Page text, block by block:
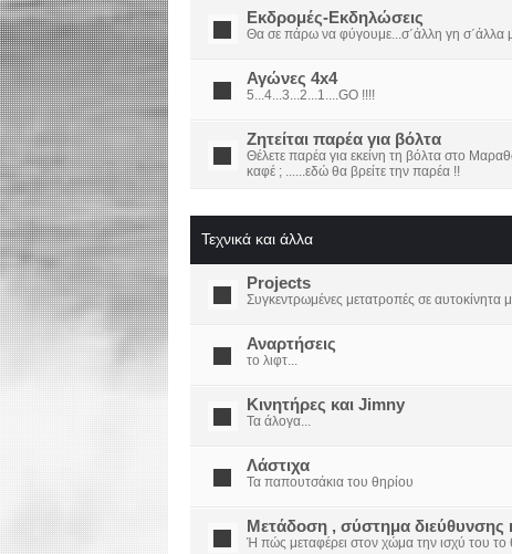
Εκδρομές-Εκδηλώσεις
Θα σε πάρω να φύγουμε...σ΄άλλη γη σ΄άλλα
Αγώνες 4x4
5...4...3...2...1....GO !!!!
Ζητείται παρέα για βόλτα
Θέλετε παρέα για εκείνη τη βόλτα στο
καφέ ; ......εδώ θα βρείτε την παρέα !!
Τεχνικά και άλλα
Projects
Συγκεντρωμένες μετατροπές σε αυτοκίνητα
Αναρτήσεις
το λιφτ...
Κινητήρες και Jimny
Τα άλογα...
Λάστιχα
Τα παπουτσάκια του θηρίου
Μετάδοση , σύστημα διεύθυνσης
Ή πώς μεταφέρει στον χώμα την ισχύ του το